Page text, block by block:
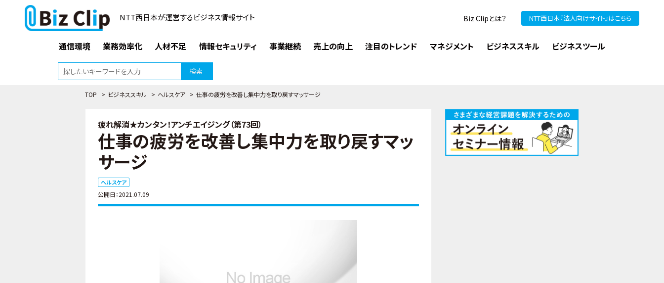
NTT西日本が運営するビジネス情報サイト Biz Clipとは？ NTT西日本『法人向けサイト』はこちら
通信環境 業務効率化 人材不足 情報セキュリティ 事業継続 売上の向上 注目のトレンド マネジメント ビジネススキル ビジネスツール
検索
TOP > ビジネススキル > ヘルスケア > 仕事の疲労を改善し集中力を取り戻すマッサージ
疲れ解消★カンタン！アンチエイジング（第73回）
仕事の疲労を改善し集中力を取り戻すマッ
サージ
ヘルスケア
公開日：2021.07.09